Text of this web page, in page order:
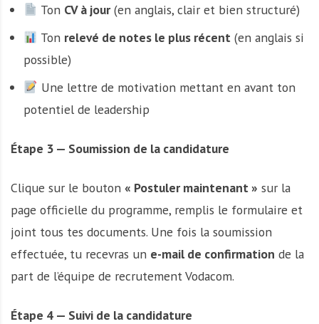
Ton CV à jour(en anglais, clair et bien structuré)
Ton relevé de notes le plus récent(en anglais si
possible)
Une lettre de motivation mettant en avant ton
potentiel de leadership
Étape 3 — Soumission de la candidature
Clique sur le bouton « Postuler maintenant » sur la
page officielle du programme, remplis le formulaire et
joint tous tes documents. Une fois la soumission
effectuée, tu recevras un e-mail de confirmation de la
part de l’équipe de recrutement Vodacom.
Étape 4 — Suivi de la candidature